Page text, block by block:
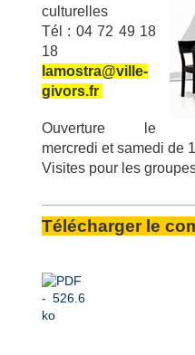
culturelles
Tél : 04 72 49 18
18
lamostra@ville-
givors.fr
Ouverture le
mercredi et samedi de
Visites pour les
Télécharger le